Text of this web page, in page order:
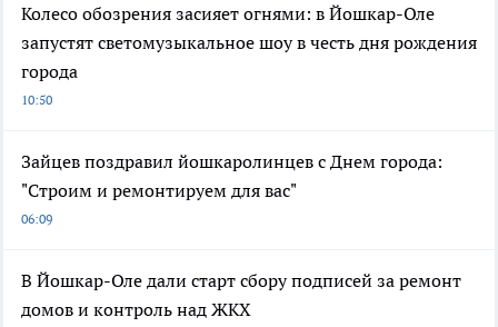
Колесо обозрения засияет огнями: в Йошкар-Оле
запустят светомузыкальное шоу в честь дня рождения
города
10:50
Зайцев поздравил йошкаролинцев с Днем города:
"Строим и ремонтируем для вас"
06:09
В Йошкар-Оле дали старт сбору подписей за ремонт
домов и контроль над ЖКХ